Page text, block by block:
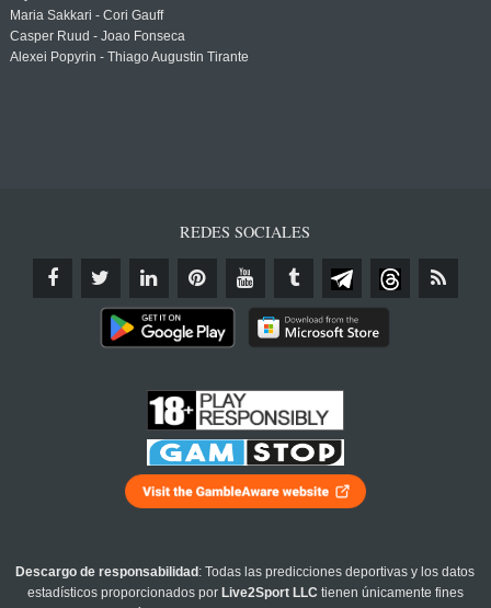
Maria Sakkari - Cori Gauff
Casper Ruud - Joao Fonseca
Alexei Popyrin - Thiago Augustin Tirante
REDES SOCIALES
Descargo de responsabilidad : Todas las predicciones deportivas y los datos
estadísticos proporcionados por Live2Sport LLC tienen únicamente fines